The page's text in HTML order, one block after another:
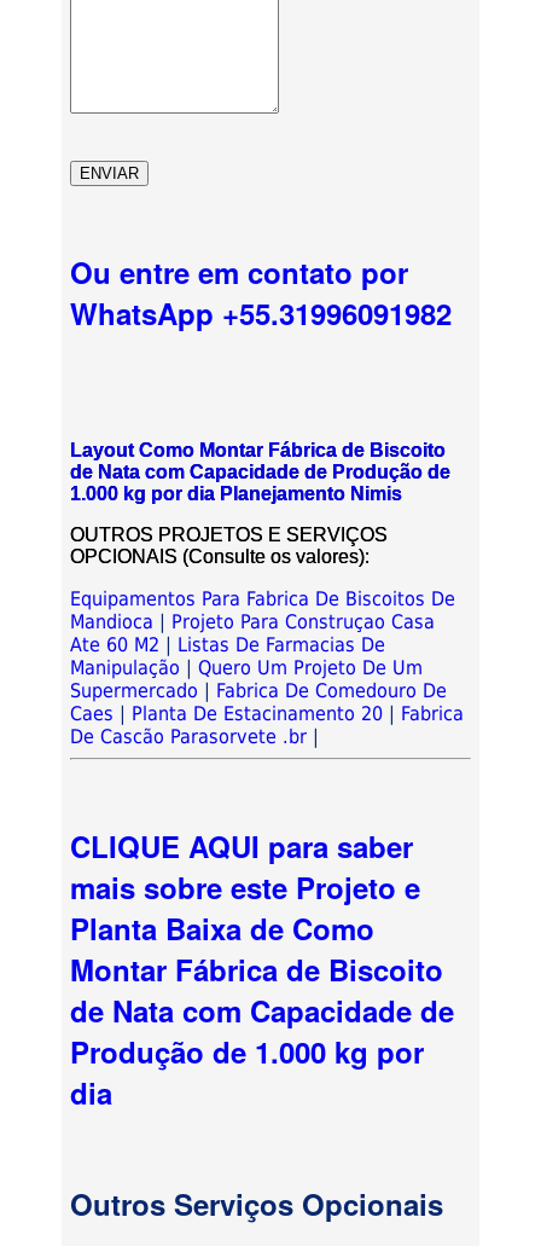
Ou entre em contato por
WhatsApp +55.31996091982
Layout Como Montar Fábrica de Biscoito
de Nata com Capacidade de Produção de
1.000 kg por dia Planejamento Nimis
OUTROS PROJETOS E SERVIÇOS
OPCIONAIS (Consulte os valores):
Equipamentos Para Fabrica De Biscoitos De
Mandioca
Projeto Para Construçao Casa
Ate 60 M2
Listas De Farmacias De
Manipulação |Quero Um Projeto De Um
Supermercado
Fabrica De Comedouro De
Caes
Planta De Estacinamento 20
Fabrica
De Cascão Parasorvete .br
CLIQUE AQUI para saber
mais sobre este Projeto e
Planta Baixa de Como
Montar Fábrica de Biscoito
de Nata com Capacidade de
Produção de 1.000 kg por
dia
Outros Serviços Opcionais